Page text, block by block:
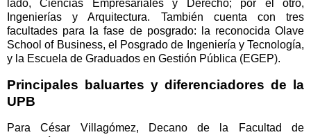
lado, Ciencias Empresariales y Derecho; por el otro,
Ingenierías y Arquitectura. También cuenta con tres
facultades para la fase de posgrado: la reconocida Olave
School of Business, el Posgrado de Ingeniería y Tecnología,
y la Escuela de Graduados en Gestión Pública (EGEP).
Principales baluartes y diferenciadores de la
UPB
Para César Villagómez, Decano de la Facultad de